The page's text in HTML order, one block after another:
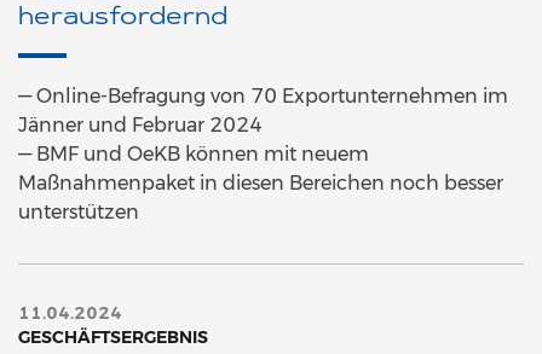
herausfordernd
— Online-Befragung von 70 Exportunternehmen im
Jänner und Februar 2024
— BMF und OeKB können mit neuem
Maßnahmenpaket in diesen Bereichen noch besser
unterstützen
11.04.2024
GESCHÄFTSERGEBNIS